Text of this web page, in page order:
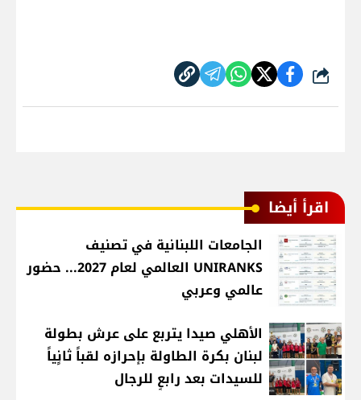
شارك
اقرأ أيضا
الجامعات اللبنانية في تصنيف
UNIRANKS العالمي لعام 2027... حضور
عالمي وعربي
الأهلي صيدا يتربع على عرش بطولة
لبنان بكرة الطاولة بإحرازه لقباً ثانٍياً
للسيدات بعد رابعٍ للرجال